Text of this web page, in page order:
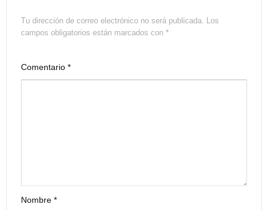
Tu dirección de correo electrónico no será publicada. Los
campos obligatorios están marcados con *
Comentario *
Nombre *